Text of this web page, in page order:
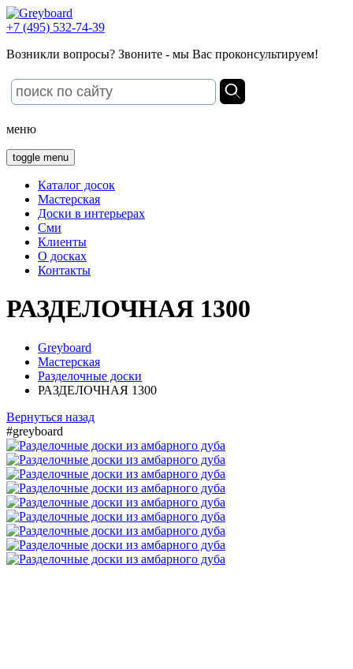
+7 (495) 532-74-39
Возникли вопросы? Звоните - мы Вас проконсультируем!
меню
toggle menu
Каталог досок
Мастерская
Доски в интерьерах
Сми
Клиенты
О досках
Контакты
РАЗДЕЛОЧНАЯ 1300
Greyboard
Мастерская
Разделочные доски
РАЗДЕЛОЧНАЯ 1300
Вернуться назад
#greyboard